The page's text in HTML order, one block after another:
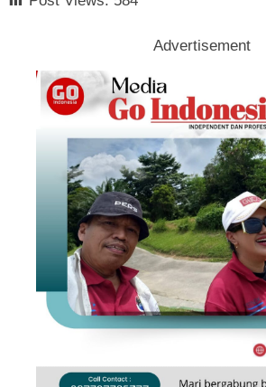
Advertisement